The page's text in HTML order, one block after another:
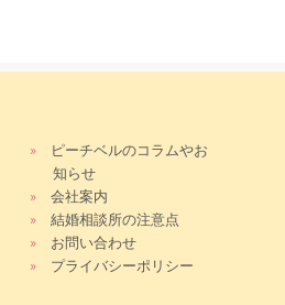
»
ピーチベルのコラムやお
知らせ
»
会社案内
»
結婚相談所の注意点
»
お問い合わせ
»
プライバシーポリシー